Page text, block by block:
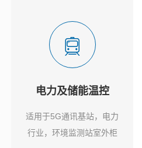
电力及储能温控
适用于5G通讯基站，电力
行业，环境监测站室外柜